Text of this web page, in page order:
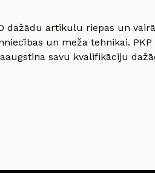
dažādu artikulu riepas un
un meža tehnikai.
savu kvalifikāciju